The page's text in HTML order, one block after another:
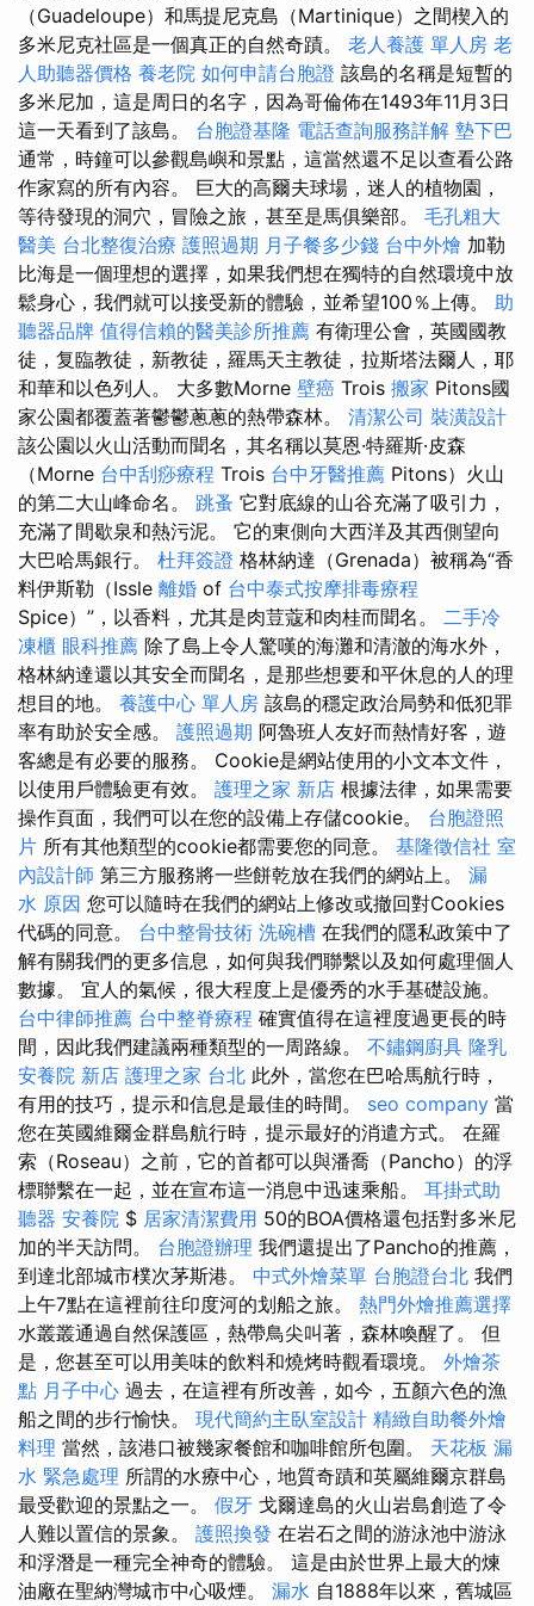
（Guadeloupe）和馬提尼克島（Martinique）之間楔入的
多米尼克社區是一個真正的自然奇蹟。 老人養護 單人房 老
人助聽器價格 養老院 如何申請台胞證 該島的名稱是短暫的
多米尼加，這是周日的名字，因為哥倫佈在1493年11月3日
這一天看到了該島。 台胞證基隆 電話查詢服務詳解 墊下巴
通常，時鐘可以參觀島嶼和景點，這當然還不足以查看公路
作家寫的所有內容。 巨大的高爾夫球場，迷人的植物園，
等待發現的洞穴，冒險之旅，甚至是馬俱樂部。 毛孔粗大
醫美 台北整復治療 護照過期 月子餐多少錢 台中外燴 加勒
比海是一個理想的選擇，如果我們想在獨特的自然環境中放
鬆身心，我們就可以接受新的體驗，並希望100％上傳。 助
聽器品牌 值得信賴的醫美診所推薦 有衛理公會，英國國教
徒，复臨教徒，新教徒，羅馬天主教徒，拉斯塔法爾人，耶
和華和以色列人。 大多數Morne 壁癌 Trois 搬家 Pitons國
家公園都覆蓋著鬱鬱蔥蔥的熱帶森林。 清潔公司 裝潢設計
該公園以火山活動而聞名，其名稱以莫恩·特羅斯·皮森
（Morne 台中刮痧療程 Trois 台中牙醫推薦 Pitons）火山
的第二大山峰命名。 跳蚤 它對底線的山谷充滿了吸引力，
充滿了間歇泉和熱污泥。 它的東側向大西洋及其西側望向
大巴哈馬銀行。 杜拜簽證 格林納達（Grenada）被稱為“香
料伊斯勒（Issle 離婚 of 台中泰式按摩排毒療程
Spice）”，以香料，尤其是肉荳蔻和肉桂而聞名。 二手冷
凍櫃 眼科推薦 除了島上令人驚嘆的海灘和清澈的海水外，
格林納達還以其安全而聞名，是那些想要和平休息的人的理
想目的地。 養護中心 單人房 該島的穩定政治局勢和低犯罪
率有助於安全感。 護照過期 阿魯班人友好而熱情好客，遊
客總是有必要的服務。 Cookie是網站使用的小文本文件，
以使用戶體驗更有效。 護理之家 新店 根據法律，如果需要
操作頁面，我們可以在您的設備上存儲cookie。 台胞證照
片 所有其他類型的cookie都需要您的同意。 基隆徵信社 室
內設計師 第三方服務將一些餅乾放在我們的網站上。 漏
水 原因 您可以隨時在我們的網站上修改或撤回對Cookies
代碼的同意。 台中整骨技術 洗碗槽 在我們的隱私政策中了
解有關我們的更多信息，如何與我們聯繫以及如何處理個人
數據。 宜人的氣候，很大程度上是優秀的水手基礎設施。
台中律師推薦 台中整脊療程 確實值得在這裡度過更長的時
間，因此我們建議兩種類型的一周路線。 不鏽鋼廚具 隆乳
安養院 新店 護理之家 台北 此外，當您在巴哈馬航行時，
有用的技巧，提示和信息是最佳的時間。 seo company 當
您在英國維爾金群島航行時，提示最好的消遣方式。 在羅
索（Roseau）之前，它的首都可以與潘喬（Pancho）的浮
標聯繫在一起，並在宣布這一消息中迅速乘船。 耳掛式助
聽器 安養院 $ 居家清潔費用 50的BOA價格還包括對多米尼
加的半天訪問。 台胞證辦理 我們還提出了Pancho的推薦，
到達北部城市樸次茅斯港。 中式外燴菜單 台胞證台北 我們
上午7點在這裡前往印度河的划船之旅。 熱門外燴推薦選擇
水叢叢通過自然保護區，熱帶鳥尖叫著，森林喚醒了。 但
是，您甚至可以用美味的飲料和燒烤時觀看環境。 外燴茶
點 月子中心 過去，在這裡有所改善，如今，五顏六色的漁
船之間的步行愉快。 現代簡約主臥室設計 精緻自助餐外燴
料理 當然，該港口被幾家餐館和咖啡館所包圍。 天花板 漏
水 緊急處理 所謂的水療中心，地質奇蹟和英屬維爾京群島
最受歡迎的景點之一。 假牙 戈爾達島的火山岩島創造了令
人難以置信的景象。 護照換發 在岩石之間的游泳池中游泳
和浮潛是一種完全神奇的體驗。 這是由於世界上最大的煉
油廠在聖納灣城市中心吸煙。 漏水 自1888年以來，舊城區